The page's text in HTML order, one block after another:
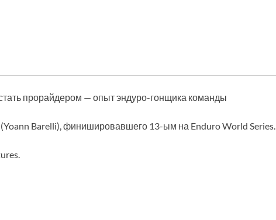
прорайдером — опыт эндуро-гонщика команды
Barelli), финишировавшего 13-ым на Enduro World Series.